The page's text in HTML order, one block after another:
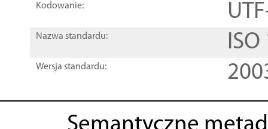
Kodowanie:
Nazwa standardu:
Wersja standardu: